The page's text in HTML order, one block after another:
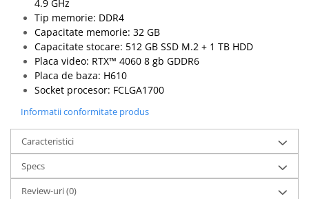
4.9 GHz
Tip memorie: DDR4
Capacitate memorie: 32 GB
Capacitate stocare: 512 GB SSD M.2 + 1 TB HDD
Placa video: RTX™ 4060 8 gb GDDR6
Placa de baza: H610
Socket procesor: FCLGA1700
Informatii conformitate produs
Caracteristici
Specs
Review-uri(0)